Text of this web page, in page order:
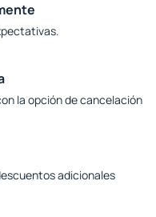
la opción de cancelación
adicionales